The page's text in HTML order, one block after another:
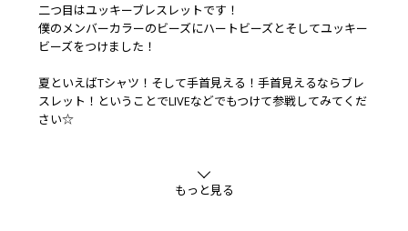
二つ目はユッキーブレスレットです！
僕のメンバーカラーのビーズにハートビーズとそしてユッキー
ビーズをつけました！
夏といえばTシャツ！そして手首見える！手首見えるならブレ
スレット！ということでLIVEなどでもつけて参戦してみてくだ
さい☆
めのQRコードが付いています！
ぜひお買い求めの上、お楽しみください♪
もっと見る